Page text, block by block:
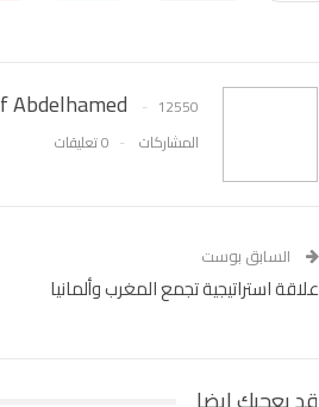
Abdelhamed
12550
المشاركات
0 تعليقات
السابق بوست
علاقة استراتيجية تجمع المغرب وألمانيا